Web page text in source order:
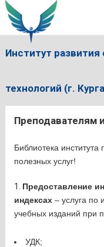
Институт
технологий (г.
Преподавателям
Библиотека
полезных услуг!
Предоставление
индексах– услуга по
учебных изданий при
УДК;